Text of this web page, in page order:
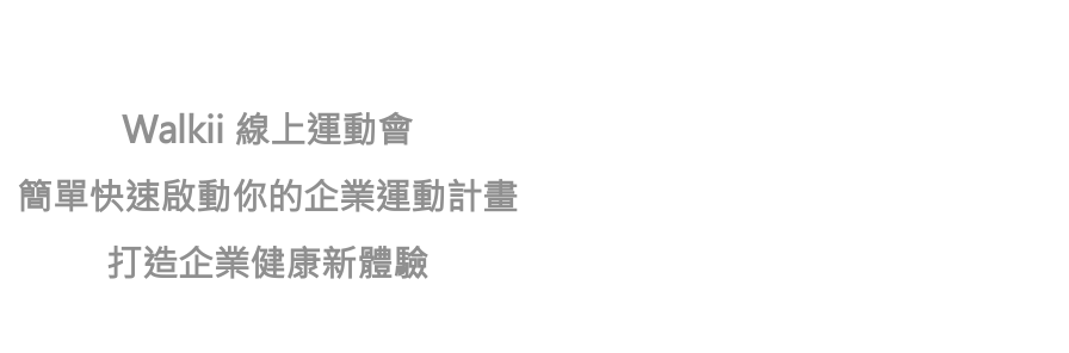
Walkii 線上運動會​
簡單快速啟動你的企業運動計畫
​打造企業健康新體驗